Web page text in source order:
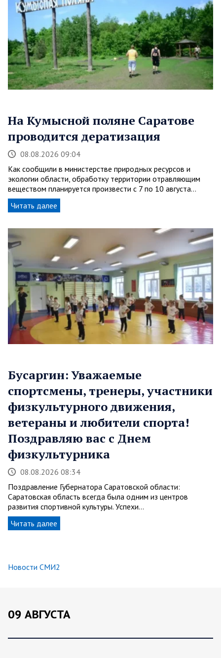
На Кумысной поляне Саратове
проводится дератизация
08.08.2026 09:04
Как сообщили в министерстве природных ресурсов и
экологии области, обработку территории отравляющим
веществом планируется произвести с 7 по 10 августа…
Читать далее
Бусаргин: Уважаемые
спортсмены, тренеры, участники
физкультурного движения,
ветераны и любители спорта!
Поздравляю вас с Днем
физкультурника
08.08.2026 08:34
Поздравление Губернатора Саратовской области:
Саратовская область всегда была одним из центров
развития спортивной культуры. Успехи…
Читать далее
Новости СМИ2
09 АВГУСТА